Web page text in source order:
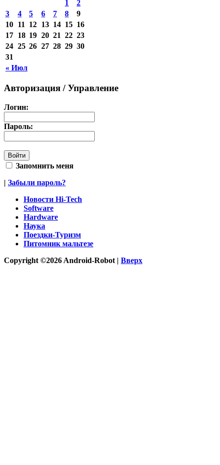
« Июл
1
2
3
4 5 6 7 8
9
10 11 12 13 14 15 16
17 18 19 20 21 22 23
24 25 26 27 28 29 30
31
Авторизация / Управление
Логин:
Пароль:
Запомнить меня
| Забыли пароль?
Новости Hi-Tech
Software
Hardware
Наука
Поездки-Туризм
Питомник мальтезе
Copyright ©2026 Android-Robot | Вверх